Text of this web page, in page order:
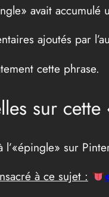
avait
ajoutés par
cette phrase.
sur
sur
à ce sujet :